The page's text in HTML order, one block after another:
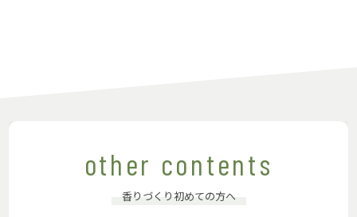
other contents
香りづくり初めての方へ